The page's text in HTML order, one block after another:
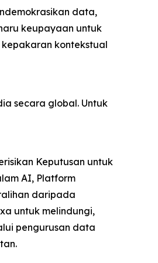
data,
keupayaan untuk
kontekstual
secara global. Untuk
Keputusan untuk
AI, Platform
daripada
untuk melindungi,
pengurusan data